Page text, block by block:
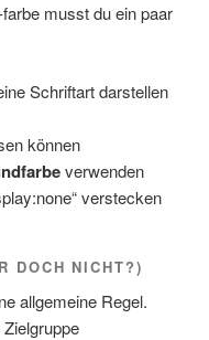
farbe musst du ein paar
Schriftart darstellen
können
verwenden
verstecken
DOCH NICHT?)
allgemeine Regel.